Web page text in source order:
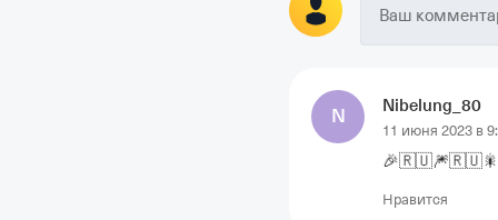
Ваш
N
Nibelung_80
11 июня 2023 в
🎉🇷🇺🎆🇷🇺🎇
Нравится